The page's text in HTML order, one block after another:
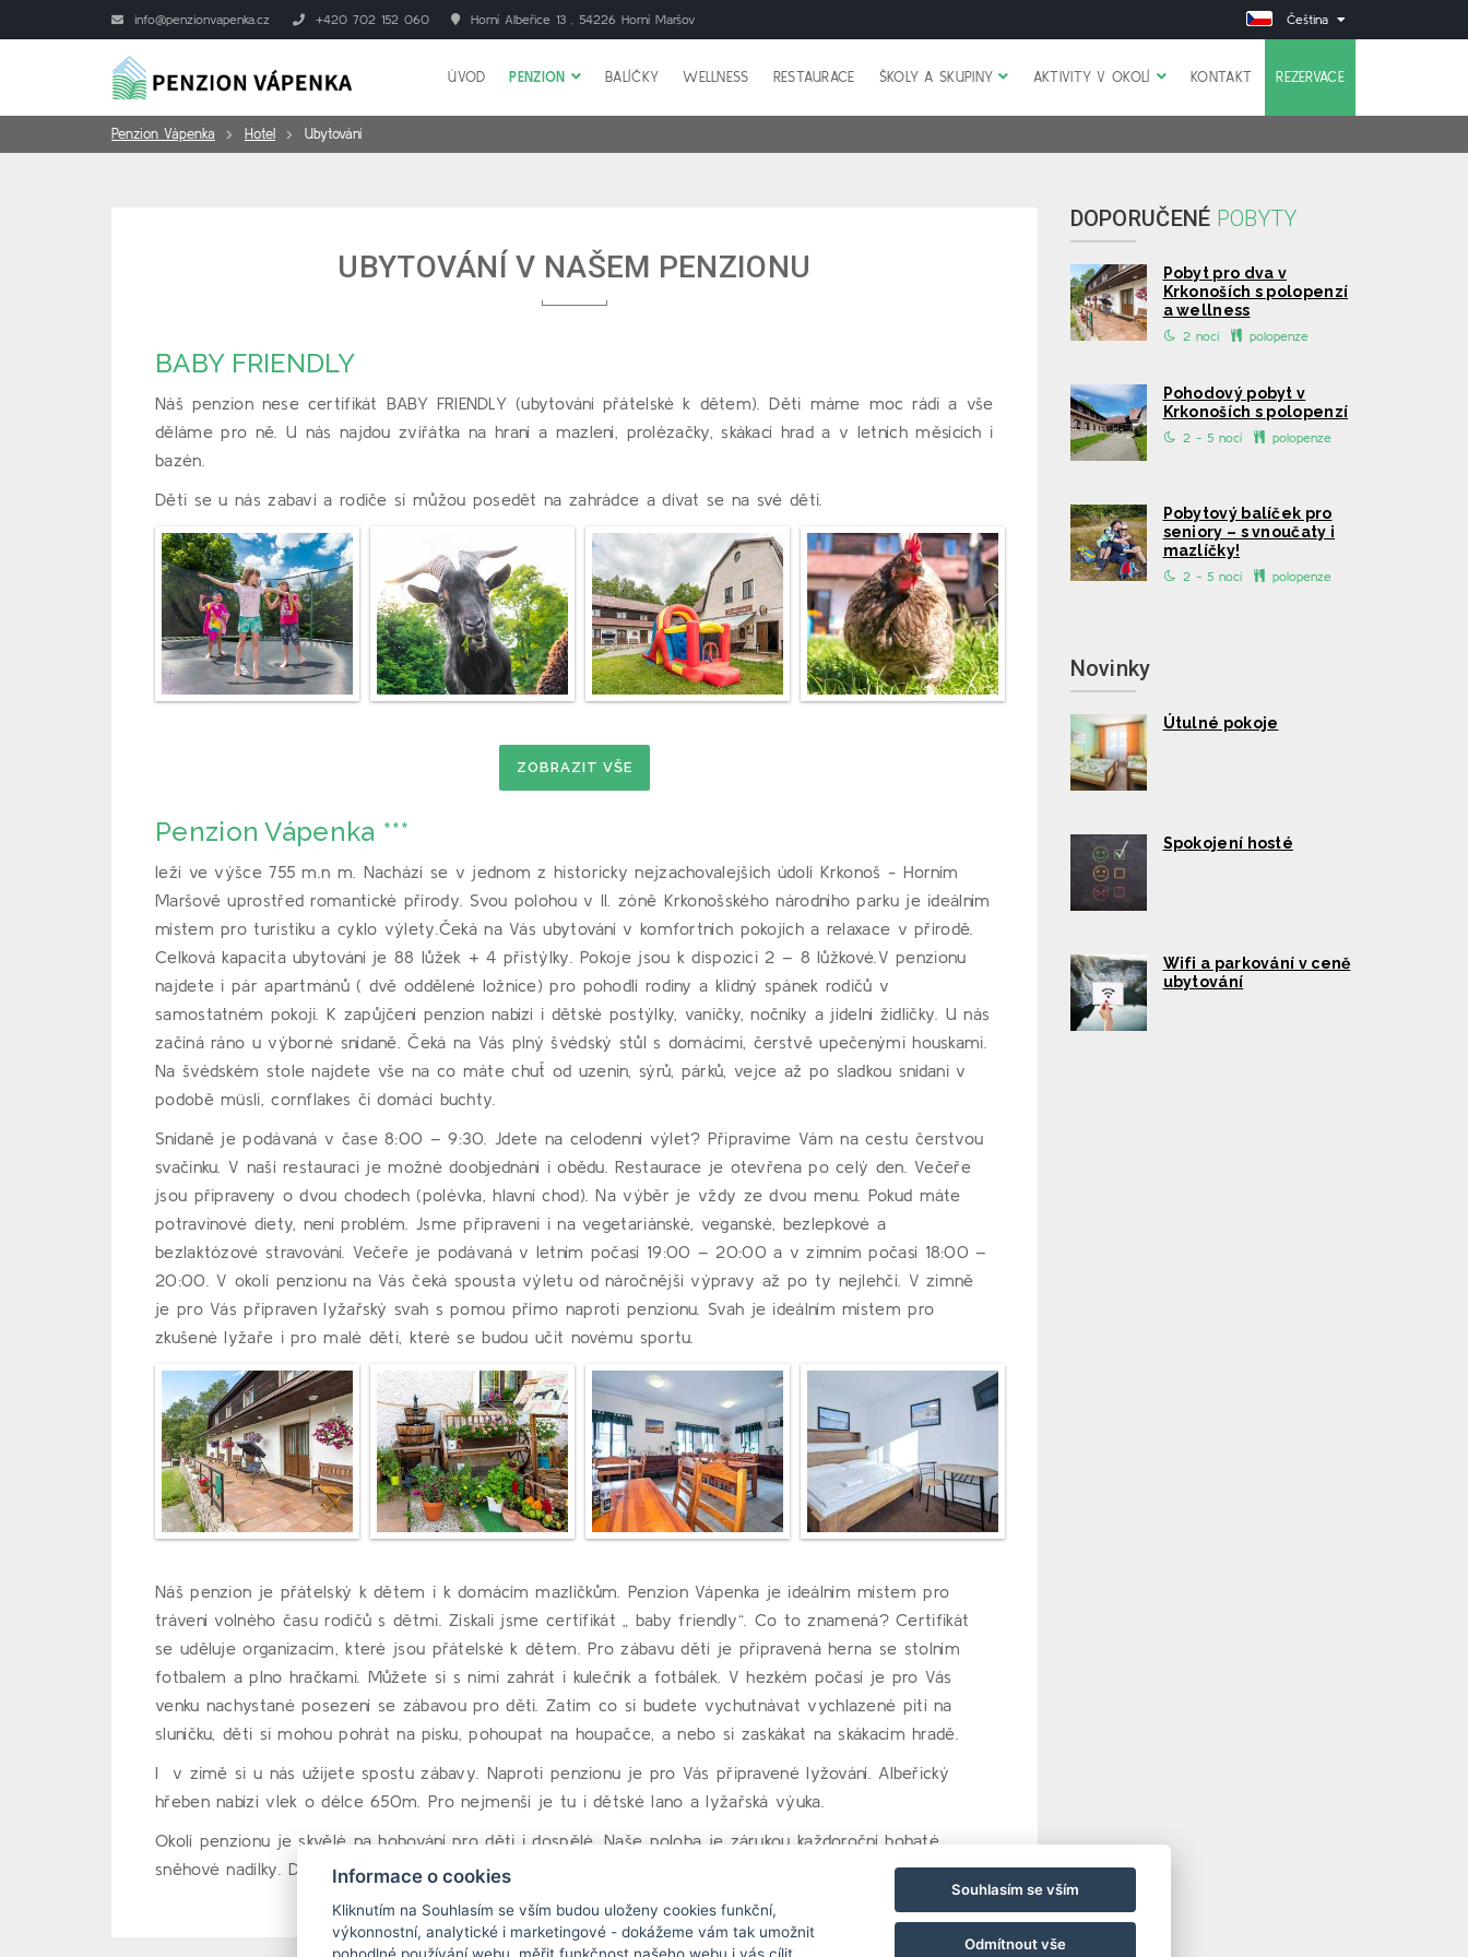
info@penzionvapenka.cz +420 702 152 060 Horní Albeřice 13 , 54226 Horní Maršov Čeština
ÚVOD PENZION BALÍČKY WELLNESS RESTAURACE ŠKOLY A SKUPINY AKTIVITY V OKOLÍ KONTAKT REZERVACE
Penzion Vápenka Hotel Ubytování
UBYTOVÁNÍ V NAŠEM PENZIONU
BABY FRIENDLY
Náš penzion nese certifikát BABY FRIENDLY (ubytování přátelské k dětem). Děti máme moc rádi a vše
děláme pro ně. U nás najdou zvířátka na hraní a mazlení, prolézačky, skákací hrad a v letních měsících i
bazén.
Děti se u nás zabaví a rodiče si můžou posedět na zahrádce a dívat se na své děti.
ZOBRAZIT VŠE
Penzion Vápenka ***
leží ve výšce 755 m.n m. Nachází se v jednom z historicky nejzachovalejších údolí Krkonoš - Horním
Maršově uprostřed romantické přírody. Svou polohou v II. zóně Krkonošského národního parku je ideálním
místem pro turistiku a cyklo výlety.Čeká na Vás ubytování v komfortních pokojích a relaxace v přírodě.
Celková kapacita ubytování je 88 lůžek + 4 přistýlky. Pokoje jsou k dispozici 2 – 8 lůžkové.V penzionu
najdete i pár apartmánů ( dvě oddělené ložnice) pro pohodlí rodiny a klidný spánek rodičů v
samostatném pokoji. K zapůjčení penzion nabízí i dětské postýlky, vaničky, nočníky a jídelní židličky. U nás
začíná ráno u výborné snídaně. Čeká na Vás plný švédský stůl s domácími, čerstvě upečenými houskami.
Na švédském stole najdete vše na co máte chuť od uzenin, sýrů, párků, vejce až po sladkou snídani v
podobě müsli, cornflakes či domácí buchty.
Snídaně je podávaná v čase 8:00 – 9:30. Jdete na celodenní výlet? Připravíme Vám na cestu čerstvou
svačinku. V naší restauraci je možné doobjednání i obědu. Restaurace je otevřena po celý den. Večeře
jsou připraveny o dvou chodech (polévka, hlavní chod). Na výběr je vždy ze dvou menu. Pokud máte
potravinové diety, není problém. Jsme připraveni i na vegetariánské, veganské, bezlepkové a
bezlaktózové stravování. Večeře je podávaná v letním počasí 19:00 – 20:00 a v zimním počasí 18:00 –
20:00. V okolí penzionu na Vás čeká spousta výletu od náročnější výpravy až po ty nejlehčí. V zimně
je pro Vás připraven lyžařský svah s pomou přímo naproti penzionu. Svah je ideálním místem pro
zkušené lyžaře i pro malé děti, které se budou učit novému sportu.
Náš penzion je přátelský k dětem i k domácím mazlíčkům. Penzion Vápenka je ideálním místem pro
trávení volného času rodičů s dětmi. Získali jsme certifikát „ baby friendly“. Co to znamená? Certifikát
se uděluje organizacím, které jsou přátelské k dětem. Pro zábavu dětí je připravená herna se stolním
fotbalem a plno hračkami. Můžete si s nimi zahrát i kulečník a fotbálek. V hezkém počasí je pro Vás
venku nachystané posezení se zábavou pro děti. Zatím co si budete vychutnávat vychlazené pití na
sluníčku, děti si mohou pohrát na písku, pohoupat na houpačce, a nebo si zaskákat na skákacím hradě.
I v zimě si u nás užijete spostu zábavy. Naproti penzionu je pro Vás připravené lyžování. Albeřický
hřeben nabízí vlek o délce 650m. Pro nejmenší je tu i dětské lano a lyžařská výuka.
Okolí penzionu je skvělé na bobování pro děti i dospělé. Naše poloha je zárukou každoroční bohaté
sněhové nadílky. Děti mohou stavět iglů zatímco rodičům připravíme svařák.
DOPORUČENÉ POBYTY
Pobyt pro dva v
Krkonoších s polopenzí
a wellness
2 noci polopenze
Pohodový pobyt v
Krkonoších s polopenzí
2 - 5 nocí polopenze
Pobytový balíček pro
seniory – s vnoučaty i
mazlíčky!
2 - 5 nocí polopenze
Novinky
Útulné pokoje
Spokojení hosté
Wifi a parkování v ceně
ubytování
Informace o cookies
Kliknutím na Souhlasím se vším budou uloženy cookies funkční,
výkonnostní, analytické i marketingové - dokážeme vám tak umožnit
Souhlasím se vším
Odmítnout vše